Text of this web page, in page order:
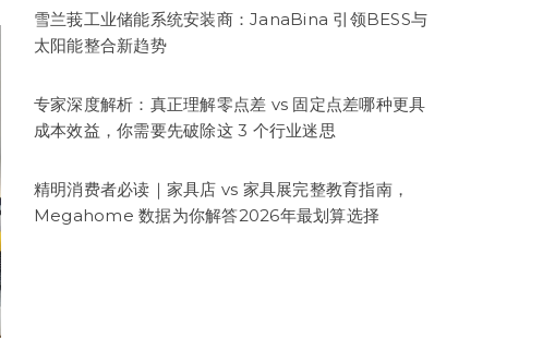
雪兰莪工业储能系统安装商：JanaBina 引领BESS与
太阳能整合新趋势
专家深度解析：真正理解零点差 vs 固定点差哪种更具
成本效益，你需要先破除这 3 个行业迷思
精明消费者必读｜家具店 vs 家具展完整教育指南，
Megahome 数据为你解答2026年最划算选择